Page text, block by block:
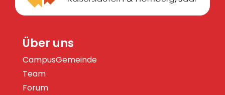
Über uns
CampusGemeinde
Team
Forum